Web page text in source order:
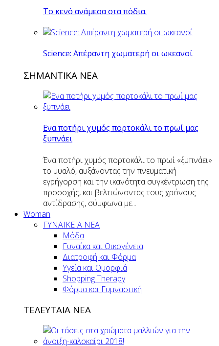
Το κενό ανάμεσα στα πόδια.
Science: Απέραντη χωματερή οι ωκεανοί
ΣΗΜΑΝΤΙΚΑ ΝΕΑ
Eνα ποτήρι χυμός πορτοκάλι το πρωί μας
ξυπνάει
Ένα ποτήρι χυμός πορτοκάλι το πρωί «ξυπνάει»
το μυαλό, αυξάνοντας την πνευματική
εγρήγορση και την ικανότητα συγκέντρωση της
προσοχής, και βελτιώνοντας τους χρόνους
αντίδρασης, σύμφωνα με...
Woman
ΓΥΝΑΙΚΕΙΑ ΝΕΑ
Μόδα
Γυναίκα και Οικογένεια
Διατροφή και Φόρμα
Υγεία και Ομορφιά
Shopping Therapy
Φόρμα και Γυμναστική
ΤΕΛΕΥΤΑΙΑ ΝΕΑ